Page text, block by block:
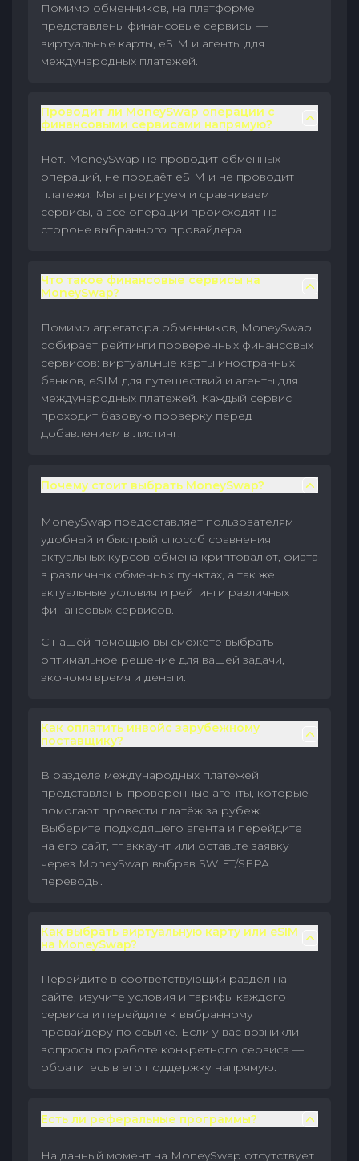
Помимо обменников, на платформе
представлены финансовые сервисы —
виртуальные карты, eSIM и агенты для
международных платежей.
Проводит ли MoneySwap операции с
финансовыми сервисами напрямую?
Нет. MoneySwap не проводит обменных
операций, не продаёт eSIM и не проводит
платежи. Мы агрегируем и сравниваем
сервисы, а все операции происходят на
стороне выбранного провайдера.
Что такое финансовые сервисы на
MoneySwap?
Помимо агрегатора обменников, MoneySwap
собирает рейтинги проверенных финансовых
сервисов: виртуальные карты иностранных
банков, eSIM для путешествий и агенты для
международных платежей. Каждый сервис
проходит базовую проверку перед
добавлением в листинг.
Почему стоит выбрать MoneySwap?
MoneySwap предоставляет пользователям
удобный и быстрый способ сравнения
актуальных курсов обмена криптовалют, фиата
в различных обменных пунктах, а так же
актуальные условия и рейтинги различных
финансовых сервисов.
С нашей помощью вы сможете выбрать
оптимальное решение для вашей задачи,
экономя время и деньги.
Как оплатить инвойс зарубежному
поставщику?
В разделе международных платежей
представлены проверенные агенты, которые
помогают провести платёж за рубеж.
Выберите подходящего агента и перейдите
на его сайт, тг аккаунт или оставьте заявку
через MoneySwap выбрав SWIFT/SEPA
переводы.
Как выбрать виртуальную карту или eSIM
на MoneySwap?
Перейдите в соответствующий раздел на
сайте, изучите условия и тарифы каждого
сервиса и перейдите к выбранному
провайдеру по ссылке. Если у вас возникли
вопросы по работе конкретного сервиса —
обратитесь в его поддержку напрямую.
Есть ли реферальные программы?
На данный момент на MoneySwap отсутствует